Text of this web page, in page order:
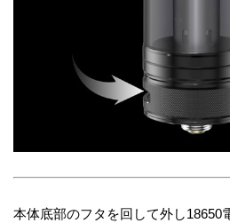
本体底部のフタを回して外し18650